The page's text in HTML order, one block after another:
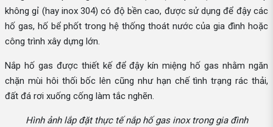
không gỉ (hay inox 304) có độ bền cao, được sử dụng để đậy các
hố gas, hố bể phốt trong hệ thống thoát nước của gia đình hoặc
công trình xây dựng lớn.
Nắp hố gas được thiết kế để đậy kín miệng hố gas nhằm ngăn
chặn mùi hôi thối bốc lên cũng như hạn chế tình trạng rác thải,
đất đá rơi xuống cống làm tắc nghẽn.
Hình ảnh lắp đặt thực tế nắp hố gas inox trong gia đình